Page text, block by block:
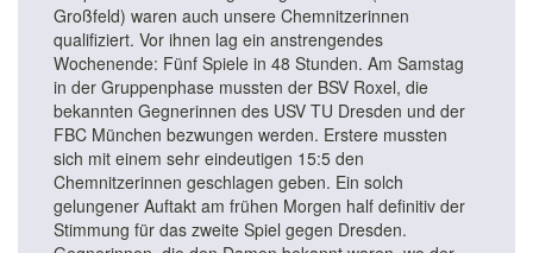
Großfeld) waren auch unsere Chemnitzerinnen
qualifiziert. Vor ihnen lag ein anstrengendes
Wochenende: Fünf Spiele in 48 Stunden. Am Samstag
in der Gruppenphase mussten der BSV Roxel, die
bekannten Gegnerinnen des USV TU Dresden und der
FBC München bezwungen werden. Erstere mussten
sich mit einem sehr eindeutigen 15:5 den
Chemnitzerinnen geschlagen geben. Ein solch
gelungener Auftakt am frühen Morgen half definitiv der
Stimmung für das zweite Spiel gegen Dresden.